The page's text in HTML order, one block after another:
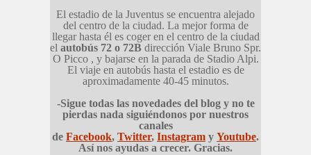
El estadio de la Juventus se encuentra alejado
del centro de la ciudad. La mejor forma de
llegar hasta él es coger en el centro de la ciudad
el autobús 72 o 72B dirección Viale Bruno Spr.
O Picco , y bajarse en la parada de Stadio Alpi.
El viaje en autobús hasta el estadio es de
aproximadamente 40-45 minutos.
-Sigue todas las novedades del blog y no te
pierdas nada siguiéndonos por nuestros
canales
de Facebook, Twitter, Instagram y Youtube.
Así nos ayudas a crecer. Gracias.